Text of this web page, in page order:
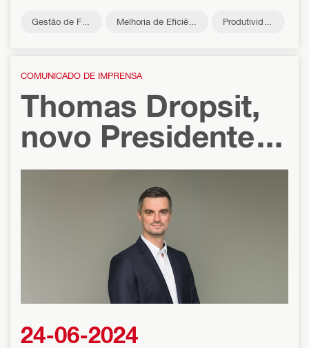
Gestão de Fro
Melhoria de Eficiên
Produtivida
COMUNICADO DE IMPRENSA
Thomas Dropsit,
novo Presidente
da Hilti França –
Europa Ocidental
24-06-2024